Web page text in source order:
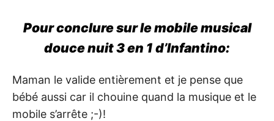
Pour conclure sur le mobile musical
douce nuit 3 en 1 d’Infantino:
Maman le valide entièrement et je pense que
bébé aussi car il chouine quand la musique et le
mobile s’arrête ;-)!